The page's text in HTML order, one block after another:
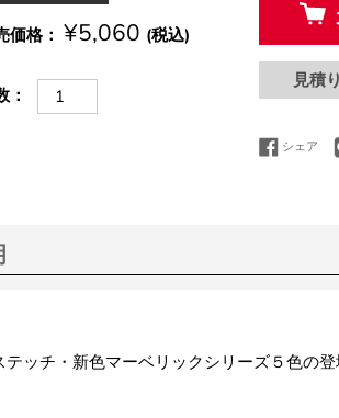
価格 ¥5,060 (税込)
見積
シェア
ッチ・新色マーベリックシリーズ５色の登